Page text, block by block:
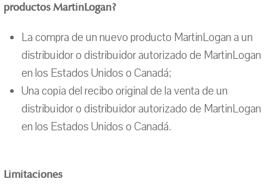
productos MartinLogan?
La compra de un nuevo producto MartinLogan a un
distribuidor o distribuidor autorizado de MartinLogan
en los Estados Unidos o Canadá;
Una copia del recibo original de la venta de un
distribuidor o distribuidor autorizado de MartinLogan
en los Estados Unidos o Canadá.
Limitaciones